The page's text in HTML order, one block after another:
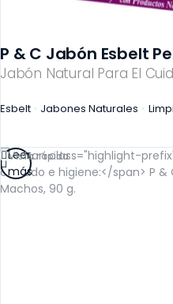
Jabón Natural Para El
P & C Jabón Esbelt
Esbelt Jabones Naturales
Vista rápida
Leer
más